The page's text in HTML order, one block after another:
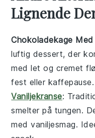
Lignende
Chokoladekage
luftig dessert, der
med let og cremet
fest eller kaffepause.
Vaniljekranse:
smelter på tungen.
medvaniljesmag.